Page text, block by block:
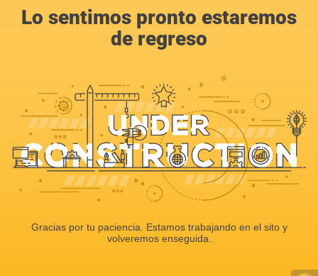
Lo sentimos pronto estaremos
de regreso
Gracias por tu paciencia. Estamos trabajando en el sito y
volveremos enseguida.